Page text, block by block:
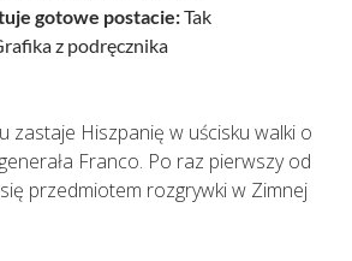
gotowe postacie:Tak
z podręcznika
zastaje Hiszpanię w uścisku walki o
Franco. Po raz pierwszy od
przedmiotem rozgrywki w Zimnej